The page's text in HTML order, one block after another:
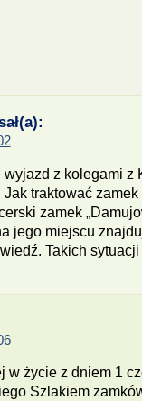
wyjazd z kolegami z
Jak traktować
zamek
jego miejscu
Takich
w życie z dniem 1
Szlakiem